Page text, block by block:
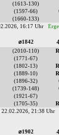
(1613-130)
(1597-66)
(1660-133)
16:17 Uhr
⌀1842
(2010-110)
(1771-67)
(1802-13)
(1889-10)
(1896-32)
(1739-148)
(1921-67)
(1705-35)
22.02.2026, 21:38 Uhr
⌀1902